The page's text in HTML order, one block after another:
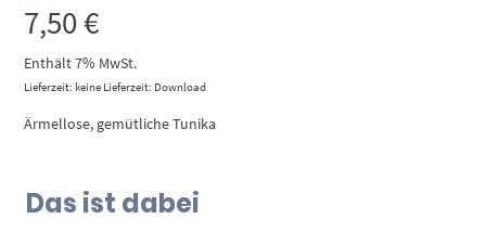
7,50€
Enthält 7% MwSt.
Lieferzeit: keine Lieferzeit: Download
Ärmellose, gemütliche Tunika
Das ist dabei